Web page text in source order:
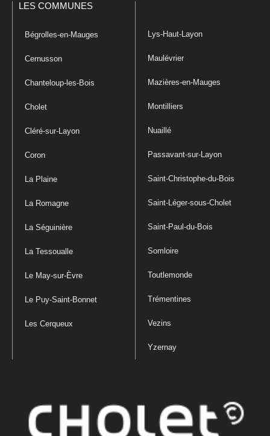
LES COMMUNES
Bégrolles-en-Mauges
Cernusson
Chanteloup-les-Bois
Cholet
Cléré-sur-Layon
Coron
La Plaine
La Romagne
La Séguinière
La Tessoualle
Le May-sur-Èvre
Le Puy-Saint-Bonnet
Les Cerqueux
Lys-Haut-Layon
Maulévrier
Mazières-en-Mauges
Montilliers
Nuaillé
Passavant-sur-Layon
Saint-Christophe-du-Bois
Saint-Léger-sous-Cholet
Saint-Paul-du-Bois
Somloire
Toutlemonde
Trémentines
Vezins
Yzernay